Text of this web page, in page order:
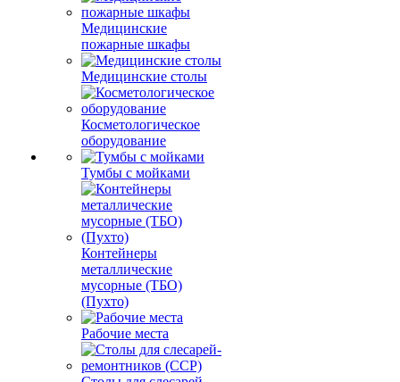
Медицинские
пожарные шкафы
Медицинские столы
Косметологическое
оборудование
Тумбы с мойками
Контейнеры
металлические
мусорные (ТБО)
(Пухто)
Рабочие места